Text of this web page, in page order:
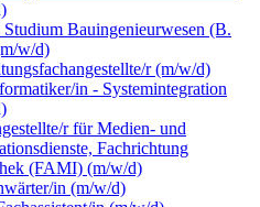
Studium Bauingenieurwesen (B.
w/d)
r (m/w/d)
in - Systemintegration
r für Medien- und
Fachrichtung
(FAMI) (m/w/d)
in (m/w/d)